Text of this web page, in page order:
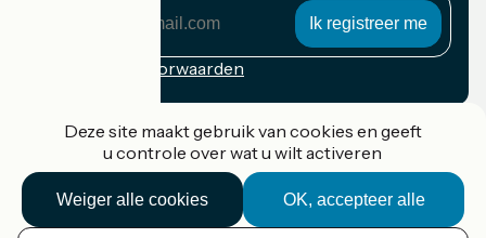
Inschrijvingsvoorwaarden
Accueil Vélo Pro
Deze site maakt gebruik van cookies en geeft
u controle over wat u wilt activeren
OK, accepteer alle
Weiger alle cookies